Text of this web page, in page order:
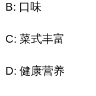
B: 口味
C: 菜式丰富
D: 健康营养